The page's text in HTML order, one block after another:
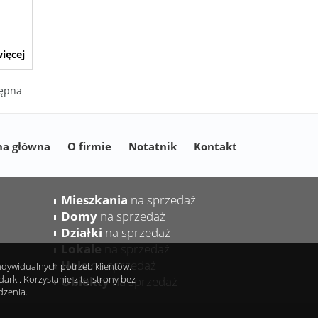
główna O firmie Notatnik Kontakt
Mieszkania na sprzedaż
Domy na sprzedaż
Działki na sprzedaż
Lokale na sprzedaż
Halena sprzedaż
Obiektyna sprzedaż
potrzeb klientów.
Korzystanie z tej strony bez